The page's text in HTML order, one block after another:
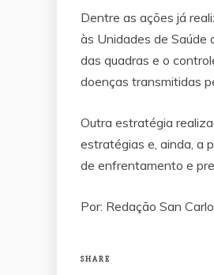
Dentre as ações já
às Unidades de Saúde
das quadras e o
doenças transmitidas
Outra estratégia
estratégias e, ainda, a
de enfrentamento e
Por: Redação San
SHARE